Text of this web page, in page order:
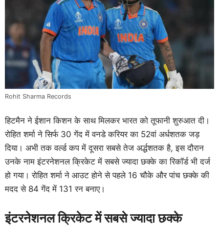
Rohit Sharma Records
हिटमैन ने ईशान किशन के साथ मिलकर भारत को तूफानी शुरुआत दी।
रोहित शर्मा ने सिर्फ 30 गेंद में वनडे करियर का 52वां अर्धशतक जड़
दिया। अभी तक वर्ल्ड कप में दूसरा सबसे तेज अर्द्धशतक है, इस दौरान
उनके नाम इंटरनेशनल क्रिकेट में सबसे ज्यादा छक्के का रिकॉर्ड भी दर्ज
हो गया। रोहित शर्मा ने आउट होने से पहले 16 चौके और पांच छक्के की
मदद से 84 गेंद में 131 रन बनाए।
इंटरनेशनल क्रिकेट में सबसे ज्यादा छक्के